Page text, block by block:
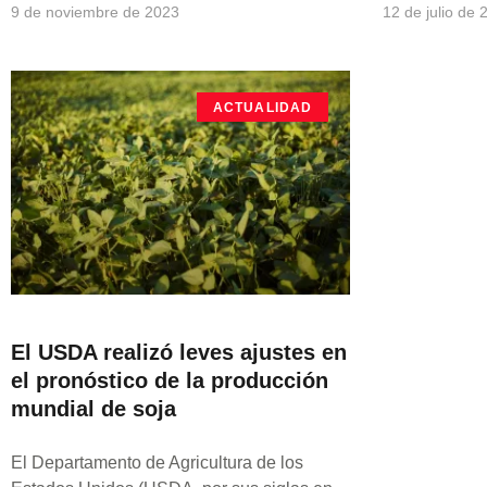
9 de noviembre de 2023 12 de julio de
ACTUALIDAD
El USDA realizó leves ajustes en
el pronóstico de la producción
mundial de soja
El Departamento de Agricultura de los